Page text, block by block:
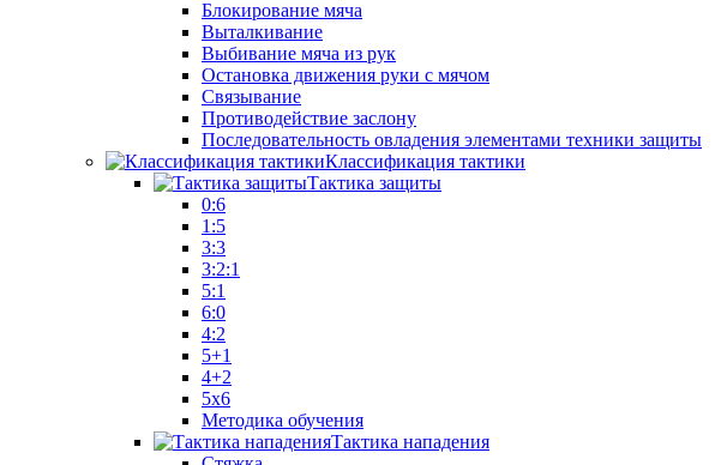
Блокирование мяча
Выталкивание
Выбивание мяча из рук
Остановка движения руки с мячом
Связывание
Противодействие заслону
Последовательность овладения элементами техники защиты
Классификация тактики
Тактика защиты
0:6
1:5
3:3
3:2:1
5:1
6:0
4:2
5+1
4+2
5x6
Методика обучения
Тактика нападения